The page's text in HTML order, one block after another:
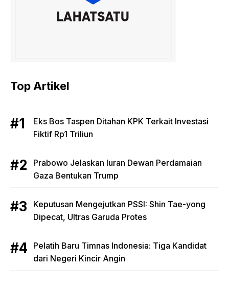
Top Artikel
Eks Bos Taspen Ditahan KPK Terkait Investasi
Fiktif Rp1 Triliun
Prabowo Jelaskan Iuran Dewan Perdamaian
Gaza Bentukan Trump
Keputusan Mengejutkan PSSI: Shin Tae-yong
Dipecat, Ultras Garuda Protes
Pelatih Baru Timnas Indonesia: Tiga Kandidat
dari Negeri Kincir Angin